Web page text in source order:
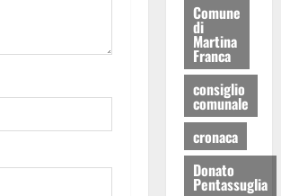
Comune
di
Martina
Franca
consiglio
comunale
cronaca
Donato
Pentassuglia